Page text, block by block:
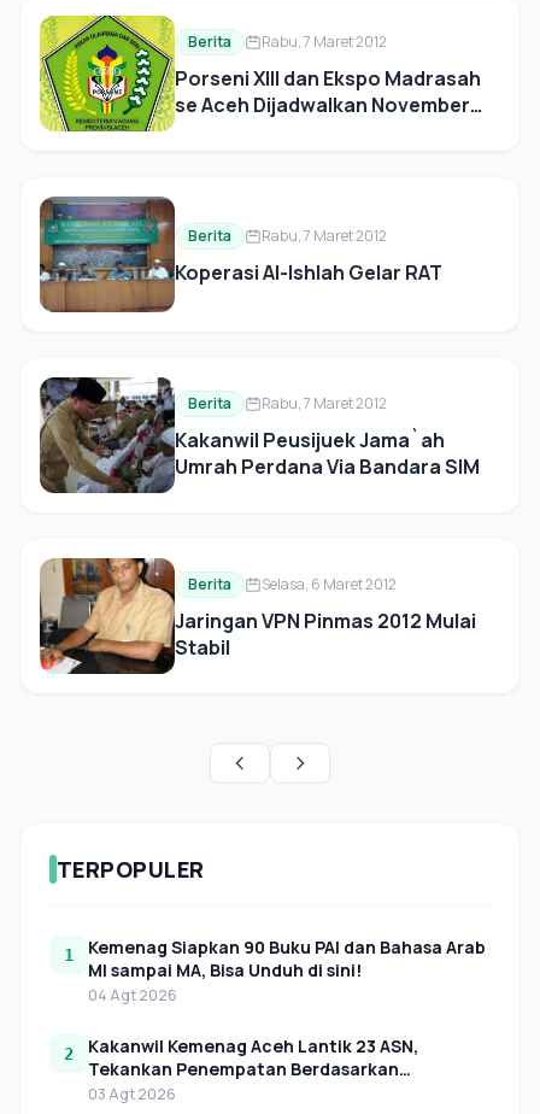
Berita Rabu, 7 Maret 2012
Porseni XIII dan Ekspo Madrasah
se Aceh Dijadwalkan November
Berita Rabu, 7 Maret 2012
Koperasi Al-Ishlah Gelar RAT
Berita Rabu, 7 Maret 2012
Kakanwil Peusijuek Jama`ah
Umrah Perdana Via Bandara SIM
Berita Selasa, 6 Maret 2012
Jaringan VPN Pinmas 2012 Mulai
Stabil
TERPOPULER
1
Kemenag Siapkan 90 Buku PAI dan Bahasa Arab
MI sampai MA, Bisa Unduh di sini!
04 Agt 2026
2
Kakanwil Kemenag Aceh Lantik 23 ASN,
Tekankan Penempatan Berdasarkan
Kebutuhan Organisasi
03 Agt 2026